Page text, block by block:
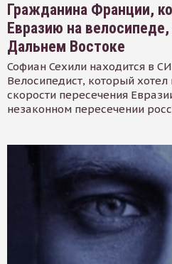
Гражданина Франции,
Евразию на
Дальнем Востоке
Софиан Сехили находится в
Велосипедист, который
скорости пересечения
незаконном пересечении